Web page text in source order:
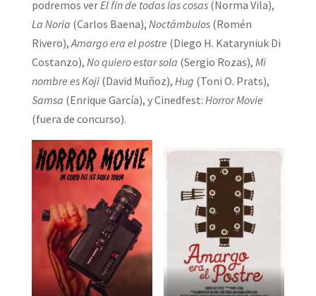
podremos verEl fin de todas las cosas(Norma Vila),
La Noria (Carlos Baena), Noctámbulos (Romén
Rivero),Amargo era el postre (Diego H. Kataryniuk Di
Costanzo), No quiero estar sola (Sergio Rozas), Mi
nombre es Koji(David Muñoz), Hug (Toni O. Prats),
Samsa (Enrique García), y Cinedfest: Horror Movie
(fuera de concurso).